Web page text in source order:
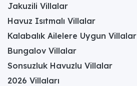
Jakuzili Villalar
Havuz Isıtmalı Villalar
Kalabalık Ailelere Uygun Villalar
Bungalov Villalar
Sonsuzluk Havuzlu Villalar
2026 Villaları